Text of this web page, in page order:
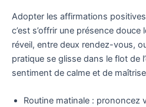
Adopter les affirmations
c’est s’offrir une présence douce
réveil, entre deux rendez-vous,
pratique se glisse dans le flot de
sentiment de calme et de
Routine matinale : prononcez